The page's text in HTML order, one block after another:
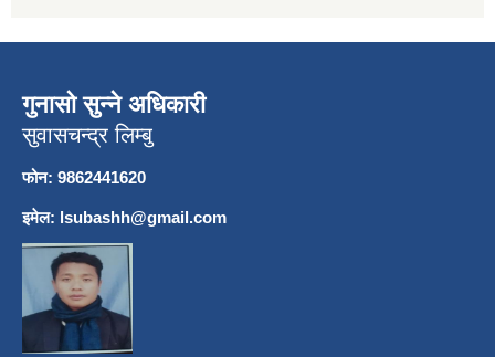
गुनासो सुन्ने अधिकारी
सुवासचन्द्र लिम्बु
फोन: 9862441620
इमेल: lsubashh@gmail.com